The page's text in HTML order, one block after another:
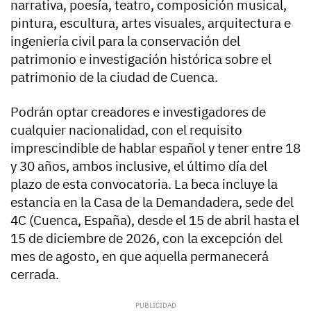
narrativa, poesía, teatro, composición musical,
pintura, escultura, artes visuales, arquitectura e
ingeniería civil para la conservación del
patrimonio e investigación histórica sobre el
patrimonio de la ciudad de Cuenca.
Podrán optar creadores e investigadores de
cualquier nacionalidad, con el requisito
imprescindible de hablar español y tener entre 18
y 30 años, ambos inclusive, el último día del
plazo de esta convocatoria. La beca incluye la
estancia en la Casa de la Demandadera, sede del
4C (Cuenca, España), desde el 15 de abril hasta el
15 de diciembre de 2026, con la excepción del
mes de agosto, en que aquella permanecerá
cerrada.